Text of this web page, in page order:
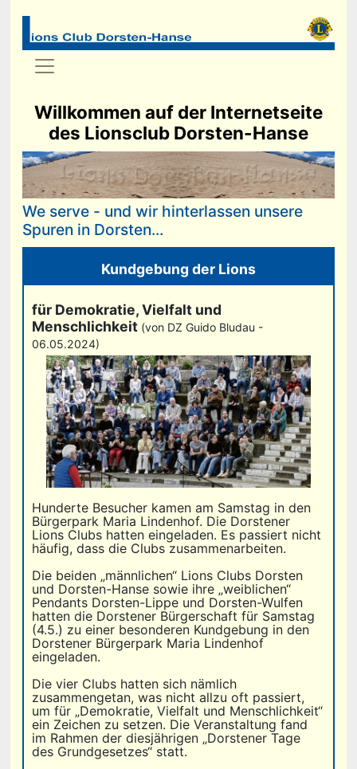
Willkommen auf der Internetseite
des Lionsclub Dorsten-Hanse
We serve - und wir hinterlassen unsere
Spuren in Dorsten...
Kundgebung der Lions
für Demokratie, Vielfalt und
Menschlichkeit (von DZ Guido Bludau -
06.05.2024)
Hunderte Besucher kamen am Samstag in den
Bürgerpark Maria Lindenhof. Die Dorstener
Lions Clubs hatten eingeladen. Es passiert nicht
häufig, dass die Clubs zusammenarbeiten.
Die beiden „männlichen“ Lions Clubs Dorsten
und Dorsten-Hanse sowie ihre „weiblichen“
Pendants Dorsten-Lippe und Dorsten-Wulfen
hatten die Dorstener Bürgerschaft für Samstag
(4.5.) zu einer besonderen Kundgebung in den
Dorstener Bürgerpark Maria Lindenhof
eingeladen.
Die vier Clubs hatten sich nämlich
zusammengetan, was nicht allzu oft passiert,
um für „Demokratie, Vielfalt und Menschlichkeit“
ein Zeichen zu setzen. Die Veranstaltung fand
im Rahmen der diesjährigen „Dorstener Tage
des Grundgesetzes“ statt.